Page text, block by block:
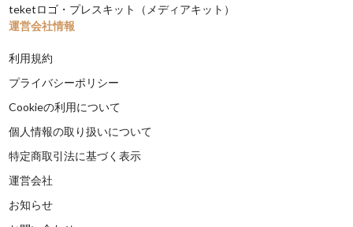
teketロゴ・プレスキット（メディアキット）
運営会社情報
利用規約
プライバシーポリシー
Cookieの利用について
個人情報の取り扱いについて
特定商取引法に基づく表示
運営会社
お知らせ